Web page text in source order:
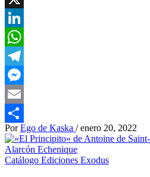
X
LinkedIn
WhatsApp
Telegram
Messenger
Email
Compartir
Por Ego de Kaska / enero 20, 2022
Catálogo Ediciones Exodus